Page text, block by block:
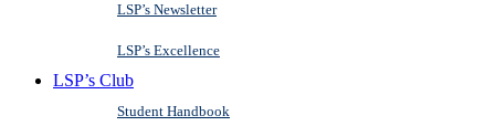
LSP’s Newsletter
LSP’s Excellence
LSP’s Club
Student Handbook